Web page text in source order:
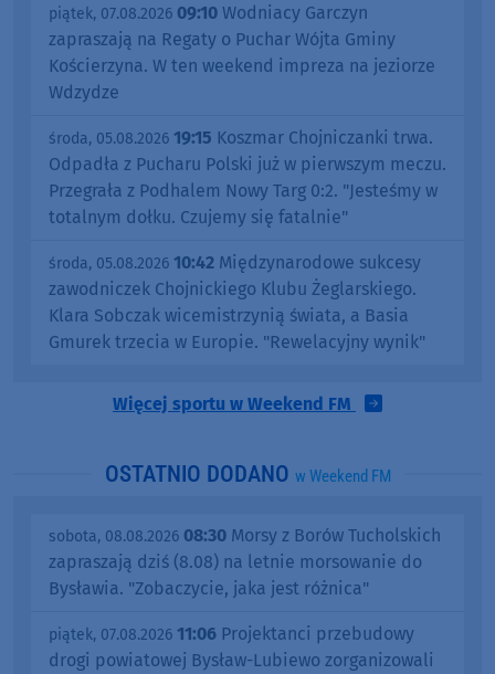
piątek, 07.08.2026 09:10 Wodniacy Garczyn
zapraszają na Regaty o Puchar Wójta Gminy
Kościerzyna. W ten weekend impreza na jeziorze
Wdzydze
środa, 05.08.2026 19:15 Koszmar Chojniczanki trwa.
Odpadła z Pucharu Polski już w pierwszym meczu.
Przegrała z Podhalem Nowy Targ 0:2. "Jesteśmy w
totalnym dołku. Czujemy się fatalnie"
środa, 05.08.2026 10:42 Międzynarodowe sukcesy
zawodniczek Chojnickiego Klubu Żeglarskiego.
Klara Sobczak wicemistrzynią świata, a Basia
Gmurek trzecia w Europie. "Rewelacyjny wynik"
Więcej sportu w Weekend FM
OSTATNIO DODANO w Weekend FM
sobota, 08.08.2026 08:30 Morsy z Borów Tucholskich
zapraszają dziś (8.08) na letnie morsowanie do
Bysławia. "Zobaczycie, jaka jest różnica"
piątek, 07.08.2026 11:06 Projektanci przebudowy
drogi powiatowej Bysław-Lubiewo zorganizowali